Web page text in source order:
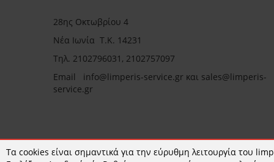
28ης Οκτωβρίου 4
Νέα Ιωνία Τ.Κ. 14231
Τηλ. 2102796031, 2102757097
Email info@limperis-service.gr και sales@limperis-
service.gr
Ωράριο καταστήματος:
Τα cookies είναι σημαντικά για την εύρυθμη λειτουργία του